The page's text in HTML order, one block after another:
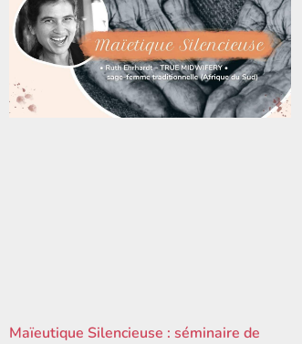
Maïeutique Silencieuse : séminaire de